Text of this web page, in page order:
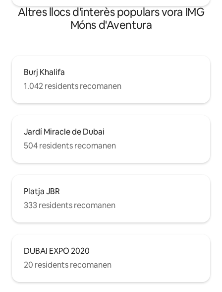
Altres llocs d'interès populars vora IMG
Móns d'Aventura
Burj Khalifa
1.042 residents recomanen
Jardí Miracle de Dubai
504 residents recomanen
Platja JBR
333 residents recomanen
DUBAI EXPO 2020
20 residents recomanen